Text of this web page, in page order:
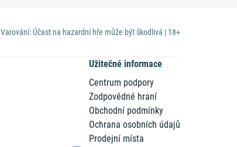
Varování: Účast na hazardní hře může být škodlivá | 18+
Užitečné informace
Centrum podpory
Zodpovědné hraní
Obchodní podmínky
Ochrana osobních údajů
Prodejní místa